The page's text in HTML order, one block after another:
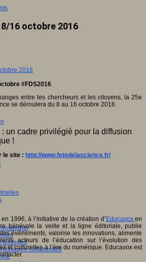
collaboratifs
16 octobre 2016
#FDS2016
entre les chercheurs et les citoyens, la 25e
se déroulera du 8 au 16 octobre 2016.
un cadre privilégié pour la diffusion
!
le site : http://www.fetedelascience.fr/
1996, à l’initiative de la création d’ Educavoxen
bénévole la veille et la ligne éditoriale, publie
événements, valorise les innovations, alimente
acteurs de l’éducation sur l’évolution des
et culturelles à l’ère du numérique. Educavox est